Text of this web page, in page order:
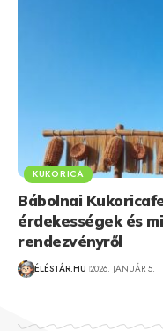
KUKORICA
Bábolnai
érdekességek és
rendezvényről
ÉLÉSTÁR.HU 2026. JANUÁR 5.